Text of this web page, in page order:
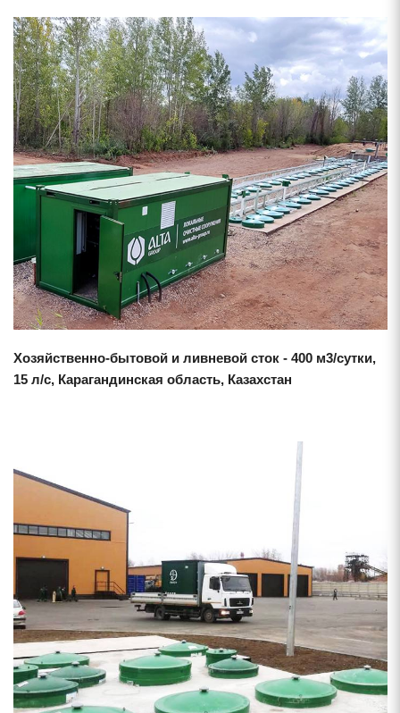
Смотреть проект
Хозяйственно-бытовой и ливневой сток - 400 м3/сутки,
15 л/с, Карагандинская область, Казахстан
Смотреть проект